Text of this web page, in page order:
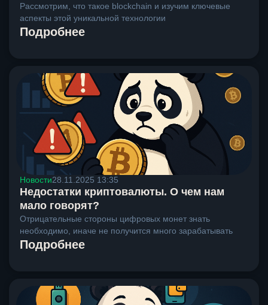
Рассмотрим, что такое blockchain и изучим ключевые
аспекты этой уникальной технологии
Подробнее
Новости28.11.2025 13:35
Недостатки криптовалюты. О чем нам
мало говорят?
Отрицательные стороны цифровых монет знать
необходимо, иначе не получится много зарабатывать
Подробнее